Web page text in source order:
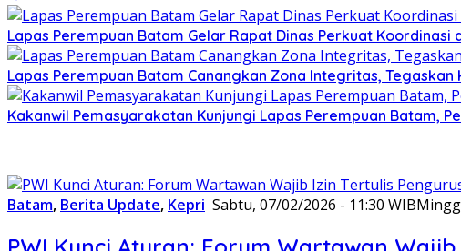
Lapas Perempuan Batam Gelar Rapat Dinas Perkuat Koordinasi
Lapas Perempuan Batam Canangkan Zona Integritas, Tegaskan
Kakanwil Pemasyarakatan Kunjungi Lapas Perempuan Batam,
Batam, Berita Update, Kepri Sabtu, 07/02/2026 - 11:30 WIB